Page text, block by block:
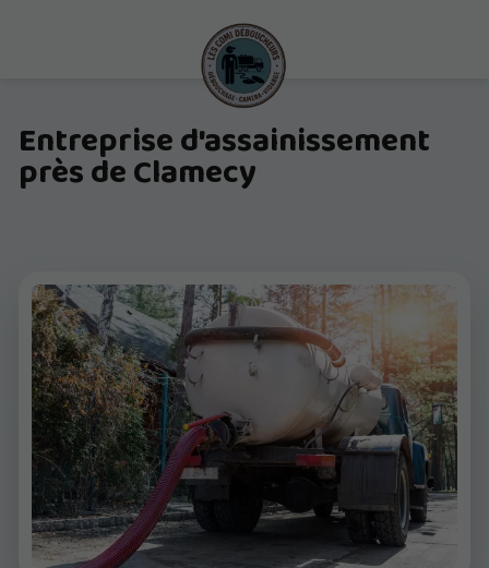
Entreprise d'assainissement
près de Clamecy